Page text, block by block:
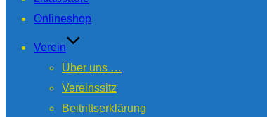
Onlineshop
Verein
Über uns …
Vereinssitz
Beitrittserklärung